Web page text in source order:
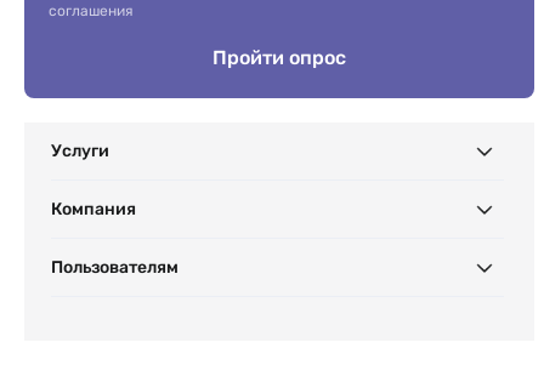
соглашения
Пройти опрос
Услуги
Компания
Пользователям